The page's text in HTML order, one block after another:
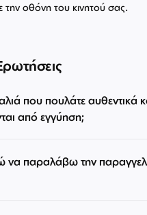
την οθόνη του κινητού σας.
που πουλάτε αυθεντικά
από εγγύηση;
παραλάβω την